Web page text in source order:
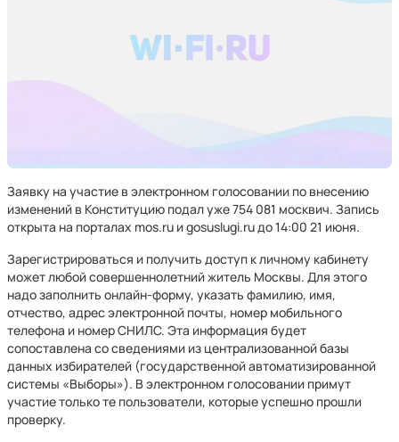
Заявку на участие в электронном голосовании по внесению
изменений в Конституцию подал уже 754 081 москвич. Запись
открыта на порталах mos.ru и gosuslugi.ru до 14:00 21 июня.
Зарегистрироваться и получить доступ к личному кабинету
может любой совершеннолетний житель Москвы. Для этого
надо заполнить онлайн-форму, указать фамилию, имя,
отчество, адрес электронной почты, номер мобильного
телефона и номер СНИЛС. Эта информация будет
сопоставлена со сведениями из централизованной базы
данных избирателей (государственной автоматизированной
системы «Выборы»). В электронном голосовании примут
участие только те пользователи, которые успешно прошли
проверку.